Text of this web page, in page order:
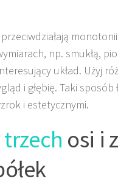
np. smukłą,
układ. Użyj
i głębię. Taki sposób
i estetycznymi.
trzech osi i